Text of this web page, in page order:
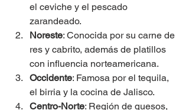
el ceviche y el pescado
zarandeado.
Noreste: Conocida por su carne de
res y cabrito, además de platillos
con influencia norteamericana.
Occidente: Famosa por el tequila,
el birria y la cocina de Jalisco.
Centro-Norte: Región de quesos,